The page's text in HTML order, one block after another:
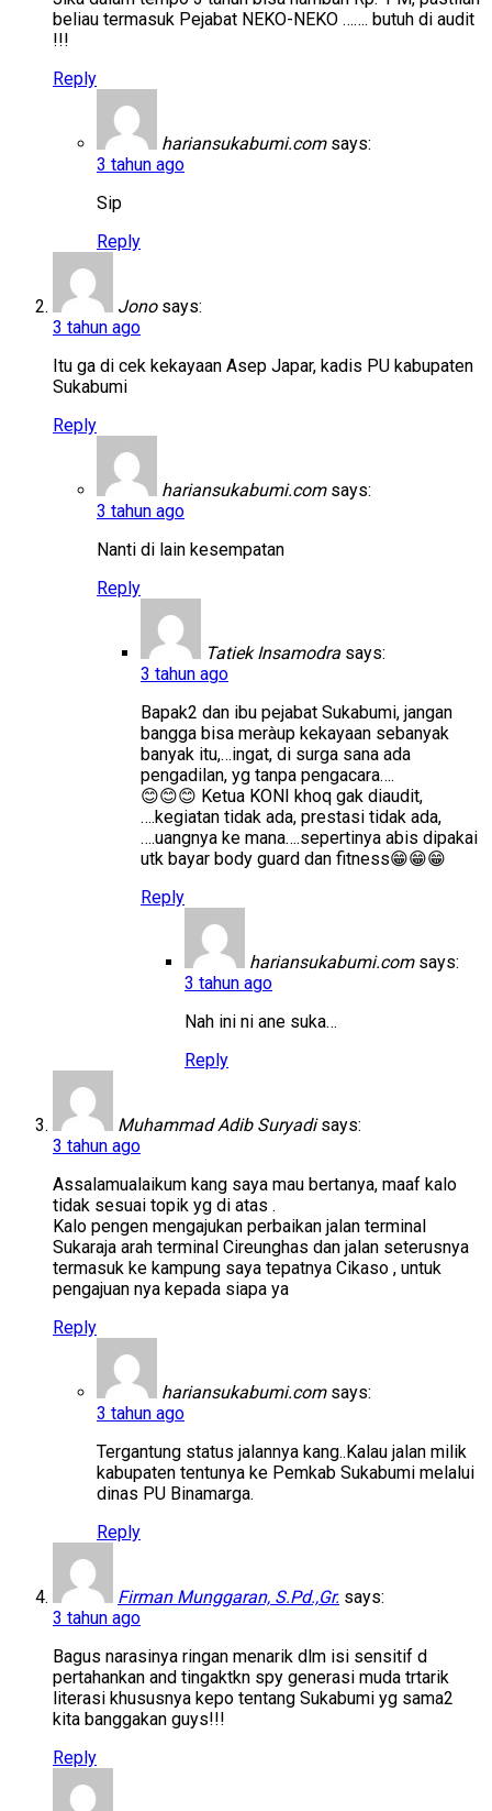
beliau termasuk Pejabat NEKO-NEKO ……. butuh di audit
!!!
Reply
hariansukabumi.com says:
3 tahun ago
Sip
Reply
Jono says:
3 tahun ago
Itu ga di cek kekayaan Asep Japar, kadis PU kabupaten
Sukabumi
Reply
hariansukabumi.com says:
3 tahun ago
Nanti di lain kesempatan
Reply
Tatiek Insamodra says:
3 tahun ago
Bapak2 dan ibu pejabat Sukabumi, jangan
bangga bisa meràup kekayaan sebanyak
banyak itu,…ingat, di surga sana ada
pengadilan, yg tanpa pengacara….
😊😊😊 Ketua KONI khoq gak diaudit,
….kegiatan tidak ada, prestasi tidak ada,
….uangnya ke mana….sepertinya abis dipakai
utk bayar body guard dan fitness😁😁😁
Reply
hariansukabumi.com says:
3 tahun ago
Nah ini ni ane suka…
Reply
Muhammad Adib Suryadi says:
3 tahun ago
Assalamualaikum kang saya mau bertanya, maaf kalo
tidak sesuai topik yg di atas .
Kalo pengen mengajukan perbaikan jalan terminal
Sukaraja arah terminal Cireunghas dan jalan seterusnya
termasuk ke kampung saya tepatnya Cikaso , untuk
pengajuan nya kepada siapa ya
Reply
hariansukabumi.com says:
3 tahun ago
Tergantung status jalannya kang..Kalau jalan milik
kabupaten tentunya ke Pemkab Sukabumi melalui
dinas PU Binamarga.
Reply
Firman Munggaran, S.Pd.,Gr. says:
3 tahun ago
Bagus narasinya ringan menarik dlm isi sensitif d
pertahankan and tingaktkn spy generasi muda trtarik
literasi khususnya kepo tentang Sukabumi yg sama2
kita banggakan guys!!!
Reply